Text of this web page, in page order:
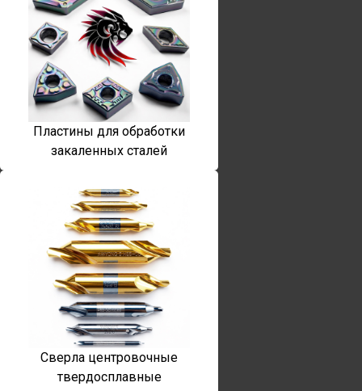
Пластины для обработки
закаленных сталей
Сверла центровочные
твердосплавные